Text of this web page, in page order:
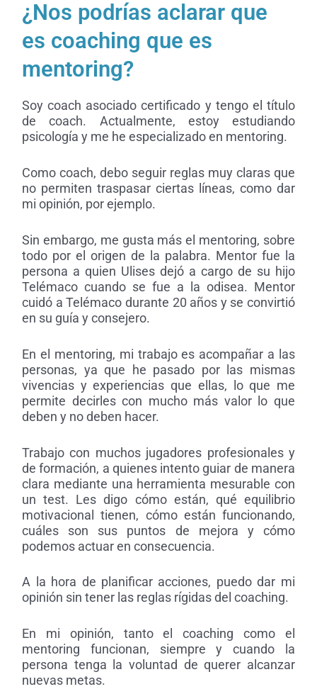
¿Nos podrías aclarar que
es coaching que es
mentoring?
Soy coach asociado certificado y tengo el título
de coach. Actualmente, estoy estudiando
psicología y me he especializado en mentoring.
Como coach, debo seguir reglas muy claras que
no permiten traspasar ciertas líneas, como dar
mi opinión, por ejemplo.
Sin embargo, me gusta más el mentoring, sobre
todo por el origen de la palabra. Mentor fue la
persona a quien Ulises dejó a cargo de su hijo
Telémaco cuando se fue a la odisea. Mentor
cuidó a Telémaco durante 20 años y se convirtió
en su guía y consejero.
En el mentoring, mi trabajo es acompañar a las
personas, ya que he pasado por las mismas
vivencias y experiencias que ellas, lo que me
permite decirles con mucho más valor lo que
deben y no deben hacer.
Trabajo con muchos jugadores profesionales y
de formación, a quienes intento guiar de manera
clara mediante una herramienta mesurable con
un test. Les digo cómo están, qué equilibrio
motivacional tienen, cómo están funcionando,
cuáles son sus puntos de mejora y cómo
podemos actuar en consecuencia.
A la hora de planificar acciones, puedo dar mi
opinión sin tener las reglas rígidas del coaching.
En mi opinión, tanto el coaching como el
mentoring funcionan, siempre y cuando la
persona tenga la voluntad de querer alcanzar
nuevas metas.